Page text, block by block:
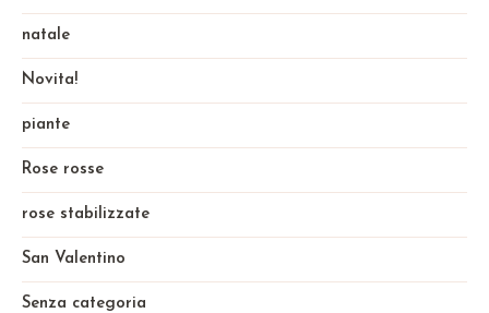
natale
Novita!
piante
Rose rosse
rose stabilizzate
San Valentino
Senza categoria